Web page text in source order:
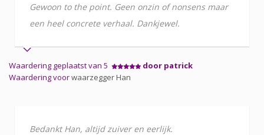
Gewoon to the point. Geen onzin of nonsens maar
een heel concrete verhaal. Dankjewel.
Waardering geplaatst van 5
door patrick
Waardering voorwaarzegger Han
Bedankt Han, altijd zuiver en eerlijk.